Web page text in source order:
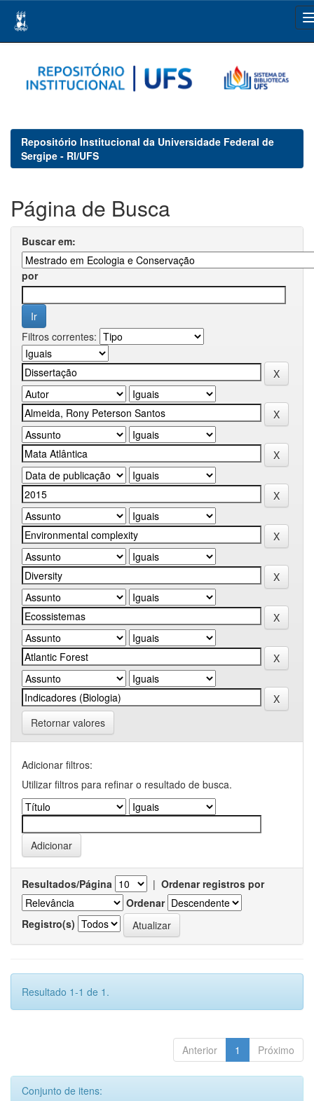
navigation
Repositório Institucional da Universidade Federal de
Sergipe - RI/UFS
Página de Busca
Buscar em:
por
Filtros correntes:
Retornar valores
Adicionar filtros:
Utilizar filtros para refinar o resultado de busca.
Resultados/Página | Ordenar registros por
Ordenar
Registro(s)
Resultado 1-1 de 1.
Anterior 1 Próximo
Conjunto de itens: